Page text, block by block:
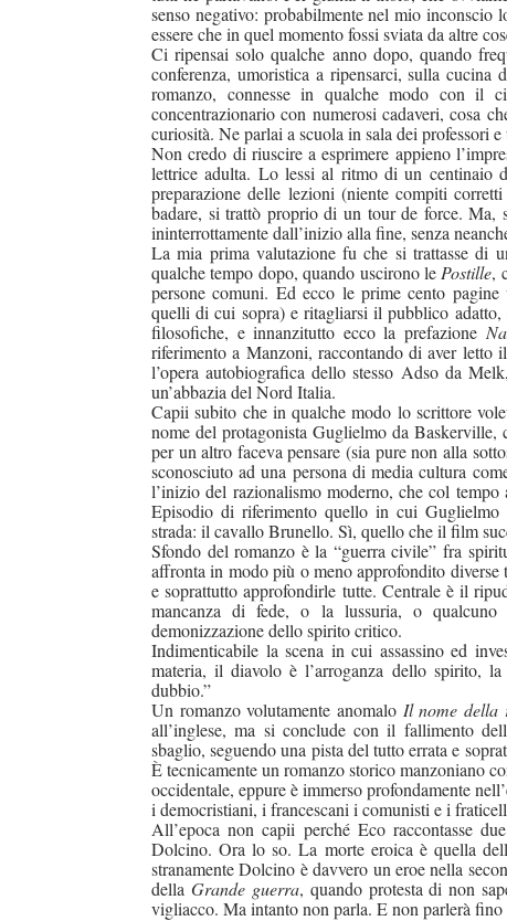
senso negativo: probabilmente nel mio
essere che in quel momento fossi sviata da altre
Ci ripensai solo qualche anno dopo, quando
conferenza, umoristica a ripensarci, sulla cucina
romanzo, connesse in qualche modo con
concentrazionario con numerosi cadaveri, cosa
curiosità. Ne parlai a scuola in sala dei professori
Non credo di riuscire a esprimere appieno
lettrice adulta. Lo lessi al ritmo di un centinaio
preparazione delle lezioni (niente compiti
badare, si trattò proprio di un tour de force. Ma,
ininterrottamente dall’inizio alla fine, senza
La mia prima valutazione fu che si trattasse di
qualche tempo dopo, quando uscirono le Postille,
persone comuni. Ed ecco le prime cento
quelli di cui sopra) e ritagliarsi il pubblico
filosofiche, e innanzitutto ecco la prefazione
riferimento a Manzoni, raccontando di aver letto
l’opera autobiografica dello stesso Adso da
un’abbazia del Nord Italia.
Capii subito che in qualche modo lo scrittore
nome del protagonista Guglielmo da Baskerville,
per un altro faceva pensare (sia pure non alla
sconosciuto ad una persona di media cultura
l’inizio del razionalismo moderno, che col
Episodio di riferimento quello in cui Guglielmo
strada: il cavallo Brunello. Sì, quello che il film
Sfondo del romanzo è la “guerra civile” fra
affronta in modo più o meno approfondito
e soprattutto approfondirle tutte. Centrale è il
mancanza di fede, o la lussuria, o
demonizzazione dello spirito critico.
Indimenticabile la scena in cui assassino ed
materia, il diavolo è l’arroganza dello spirito,
dubbio.”
Un romanzo volutamente anomalo Il nome della
all’inglese, ma si conclude con il fallimento
sbaglio, seguendo una pista del tutto errata e
È tecnicamente un romanzo storico manzoniano
occidentale, eppure è immerso profondamente
i democristiani, i francescani i comunisti e i
All’epoca non capii perché Eco raccontasse
Dolcino. Ora lo so. La morte eroica è quella
stranamente Dolcino è davvero un eroe nella
della Grande guerra, quando protesta di non
vigliacco. Ma intanto non parla. E non parlerà fino